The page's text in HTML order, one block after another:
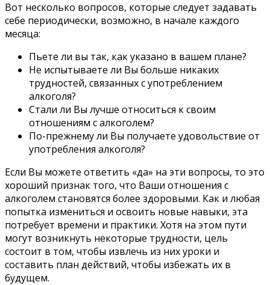
Вот несколько вопросов, которые следует задавать
себе периодически, возможно, в начале каждого
месяца:
Пьете ли вы так, как указано в вашем плане?
Не испытываете ли Вы больше никаких
трудностей, связанных с употреблением
алкоголя?
Стали ли Вы лучше относиться к своим
отношениям с алкоголем?
По-прежнему ли Вы получаете удовольствие от
употребления алкоголя?
Если Вы можете ответить «да» на эти вопросы, то это
хороший признак того, что Ваши отношения с
алкоголем становятся более здоровыми. Как и любая
попытка измениться и освоить новые навыки, эта
потребует времени и практики. Хотя на этом пути
могут возникнуть некоторые трудности, цель
состоит в том, чтобы извлечь из них уроки и
составить план действий, чтобы избежать их в
будущем.